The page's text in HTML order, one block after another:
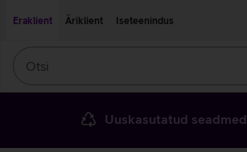
Eraklient
Äriklient Iseteenindus
Uuskasutatud seadmed